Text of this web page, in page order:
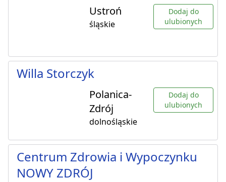
Ustroń
śląskie
Dodaj do
ulubionych
Willa Storczyk
Polanica-
Zdrój
dolnośląskie
Dodaj do
ulubionych
Centrum Zdrowia i Wypoczynku
NOWY ZDRÓJ